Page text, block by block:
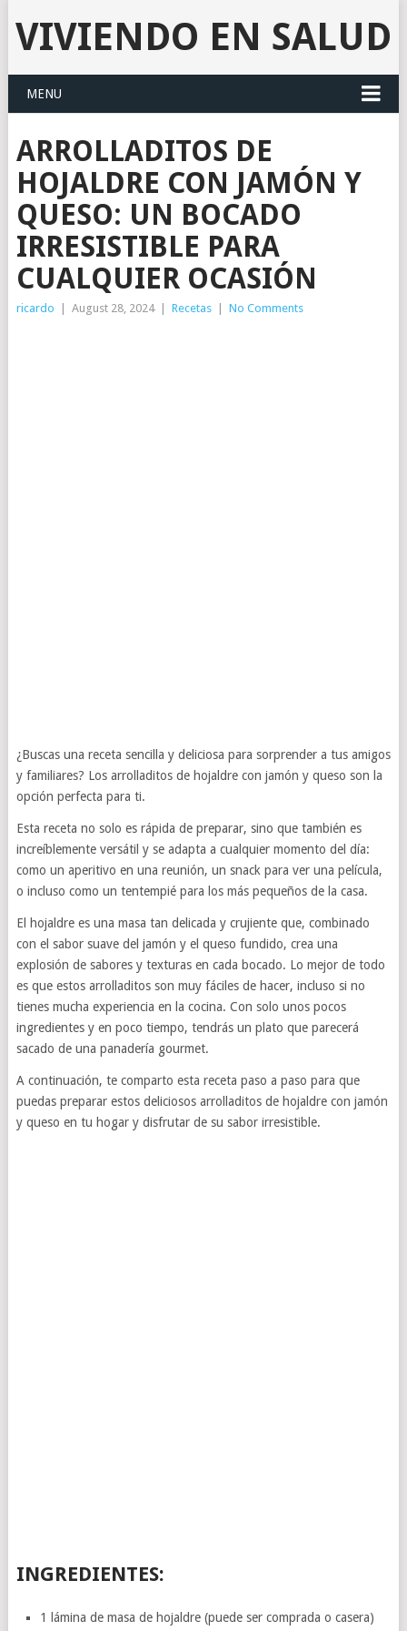
VIVIENDO EN SALUD
MENU
ARROLLADITOS DE
HOJALDRE CON JAMÓN Y
QUESO: UN BOCADO
IRRESISTIBLE PARA
CUALQUIER OCASIÓN
ricardo August 28, 2024 Recetas No Comments
¿Buscas una receta sencilla y deliciosa para sorprender a tus amigos
y familiares? Los arrolladitos de hojaldre con jamón y queso son la
opción perfecta para ti.
Esta receta no solo es rápida de preparar, sino que también es
increíblemente versátil y se adapta a cualquier momento del día:
como un aperitivo en una reunión, un snack para ver una película,
o incluso como un tentempié para los más pequeños de la casa.
El hojaldre es una masa tan delicada y crujiente que, combinado
con el sabor suave del jamón y el queso fundido, crea una
explosión de sabores y texturas en cada bocado. Lo mejor de todo
es que estos arrolladitos son muy fáciles de hacer, incluso si no
tienes mucha experiencia en la cocina. Con solo unos pocos
ingredientes y en poco tiempo, tendrás un plato que parecerá
sacado de una panadería gourmet.
A continuación, te comparto esta receta paso a paso para que
puedas preparar estos deliciosos arrolladitos de hojaldre con jamón
y queso en tu hogar y disfrutar de su sabor irresistible.
INGREDIENTES:
1 lámina de masa de hojaldre (puede ser comprada o casera)